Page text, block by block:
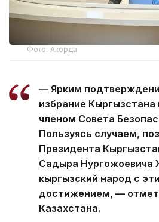
Фото: Акорда
— Ярким
избрание
членом Совета
Пользуясь случаем,
Президента
Садыра Нургожоевича
кыргызский народ с
достижением, —
Казахстана.